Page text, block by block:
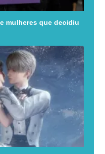
mulheres que decidiu